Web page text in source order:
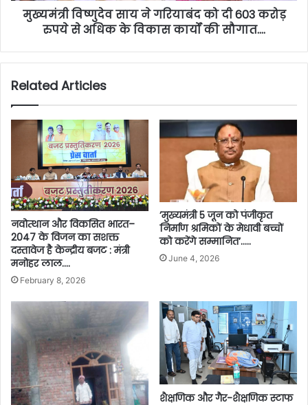
मुख्यमंत्री विष्णुदेव साय ने गरियाबंद को दी 603 करोड़
रुपये से अधिक के विकास कार्यों की सौगात….
Related Articles
नवोत्थान और विकसित भारत–
2047 के विजन का सशक्त
दस्तावेज है केन्द्रीय बजट : मंत्री
मनोहर लाल….
February 8, 2026
’मुख्यमंत्री 5 जून को पंजीकृत
निर्माण श्रमिकों के मेधावी बच्चों
को करेंगे सम्मानित’…..
June 4, 2026
शैक्षणिक और गैर-शैक्षणिक स्टाफ